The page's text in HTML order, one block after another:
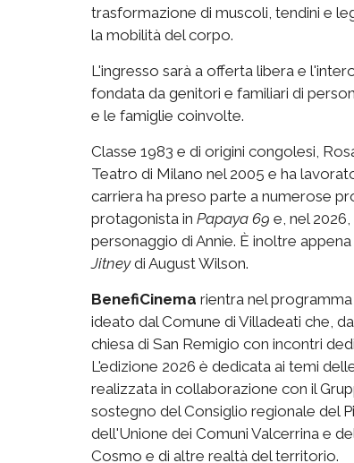
trasformazione di muscoli, tendini e
la mobilità del corpo.
L'ingresso sarà a offerta libera e
fondata da genitori e familiari di
e le famiglie coinvolte.
Classe 1983 e di origini congolesi,
Teatro di Milano nel 2005 e ha
carriera ha preso parte a numerose
protagonista in Papaya 69 e, nel 2026,
personaggio di Annie. È inoltre
Jitneydi August Wilson.
BenefiCinema rientra nel
ideato dal Comune di Villadeati che,
chiesa di San Remigio con incontri
L'edizione 2026 è dedicata ai temi
realizzata in collaborazione con il
sostegno del Consiglio regionale del
dell'Unione dei Comuni Valcerrina e
Cosmo e di altre realtà del territorio.